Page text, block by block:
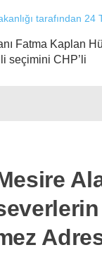
Fatma Kaplan
seçimini CHP’li